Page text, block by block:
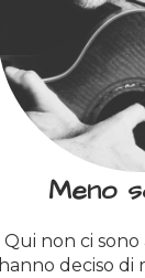
Meno
Qui non ci
hanno deciso di